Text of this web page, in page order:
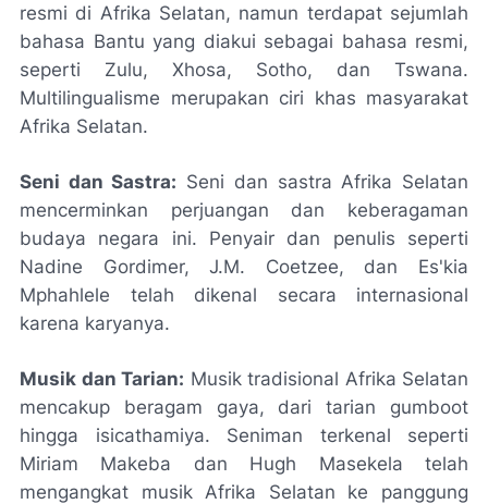
resmi di Afrika Selatan, namun terdapat sejumlah
bahasa Bantu yang diakui sebagai bahasa resmi,
seperti Zulu, Xhosa, Sotho, dan Tswana.
Multilingualisme merupakan ciri khas masyarakat
Afrika Selatan.
Seni dan Sastra: Seni dan sastra Afrika Selatan
mencerminkan perjuangan dan keberagaman
budaya negara ini. Penyair dan penulis seperti
Nadine Gordimer, J.M. Coetzee, dan Es'kia
Mphahlele telah dikenal secara internasional
karena karyanya.
Musik dan Tarian: Musik tradisional Afrika Selatan
mencakup beragam gaya, dari tarian gumboot
hingga isicathamiya. Seniman terkenal seperti
Miriam Makeba dan Hugh Masekela telah
mengangkat musik Afrika Selatan ke panggung